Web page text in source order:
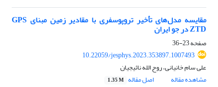
مقایسه مدل‌های تأخیر تروپوسفری با مقادیر زمین مبنای GPS
ZTD در جو ایران
صفحه23-36
10.22059/jesphys.2023.353897.1007493
علی سام خانیانی، روح الله نائیجیان
مشاهده مقاله
اصل مقاله 1.35 M